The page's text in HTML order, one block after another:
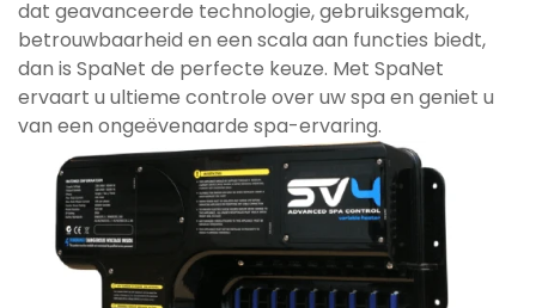
dat geavanceerde technologie, gebruiksgemak,
betrouwbaarheid en een scala aan functies biedt,
dan is SpaNet de perfecte keuze. Met SpaNet
ervaart u ultieme controle over uw spa en geniet u
van een ongeëvenaarde spa-ervaring.